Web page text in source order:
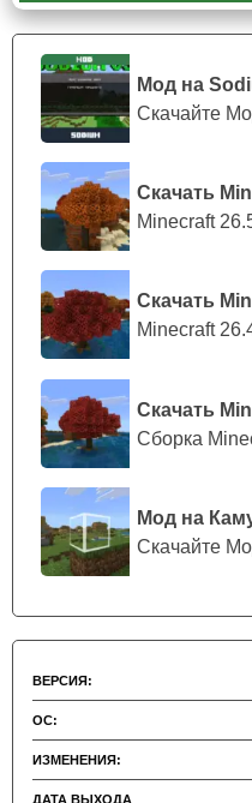
Мод на
Скачать
Minecraft
Скачать
Minecraft
Скачать
Сборка
ВЕРСИЯ:
ОС:
ИЗМЕНЕНИЯ:
ДАТА ВЫХОДА
игрока Майнкрафт 1.20.15
описать всю ту палитру
бушуют в нём. Ведь что
количества кадров в
работоспособности
В данном обновлении
при переходе из
Ведьма
игрокам Minecraft PE
она будет помогать
зелья лечения и